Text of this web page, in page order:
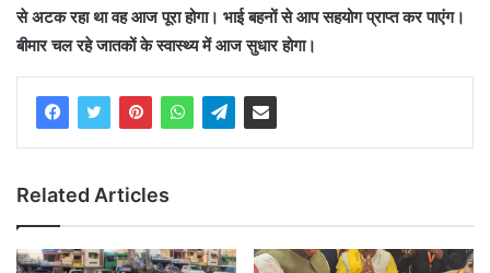
से अटक रहा था वह आज पूरा होगा। भाई बहनों से आप सहयोग प्राप्त कर पाएंग।
बीमार चल रहे जातकों के स्वास्थ्य में आज सुधार होगा।
Related Articles